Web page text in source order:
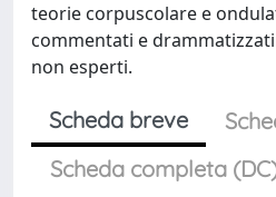
teorie corpuscolare e
commentati e
non esperti.
Scheda breve
Scheda completa